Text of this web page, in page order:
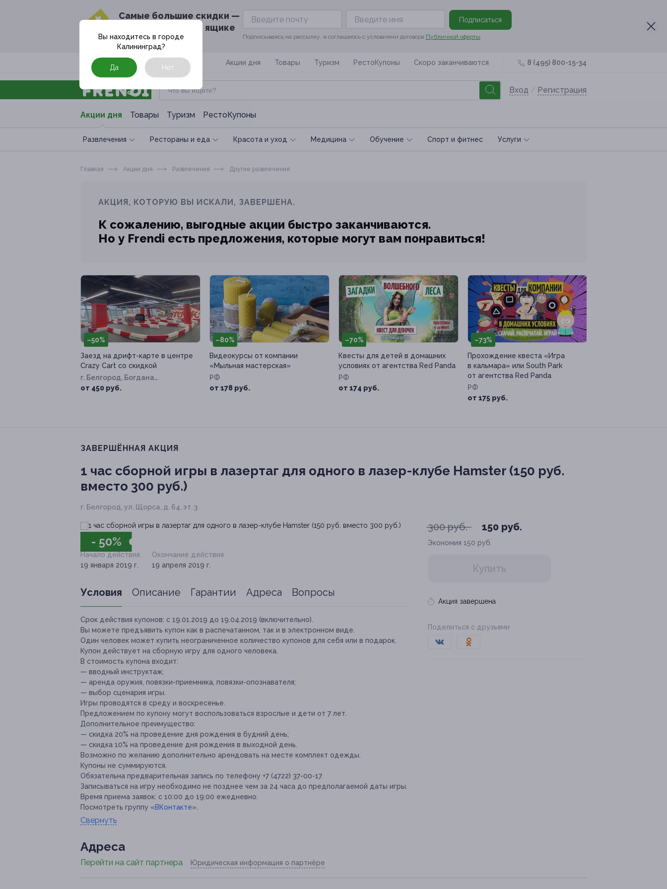
Cамые большие скидки —
в твоём почтовом ящике
Подписаться
Подписываясь на рассылку, я соглашаюсь с условиями договора Публичной оферты
Москва Акции дня Товары Туризм РестоКупоны Скоро заканчиваются 8 (495) 800-15-34
Вход / Регистрация
Акции дня Товары Туризм РестоКупоны
Развлечения Рестораны и еда Красота и уход Медицина Обучение Спoрт и фитнес Услуги
Вы находитесь в городе
Калининград?
Да Нет
Главная Акции дня Развлечения Другие развлечения
АКЦИЯ, КОТОРУЮ ВЫ ИСКАЛИ, ЗАВЕРШЕНА.
К сожалению, выгодные акции быстро заканчиваются.
Но у Frendi есть предложения, которые могут вам понравиться!
–50%
Заезд на дрифт-карте в центре
Crazy Cart со скидкой
г. Белгород, Богдана
Хмельницкого пр-т, д. 137т
от 450 руб.
–80%
Видеокурсы от компании
«Мыльная мастерская»
РФ
от 178 руб.
–70%
Квесты для детей в домашних
условиях от агентства Red Panda
РФ
от 174 руб.
–73%
Прохождение квеста «Игра
в кальмара» или South Park
от агентства Red Panda
РФ
от 175 руб.
ЗАВЕРШЁННАЯ АКЦИЯ
1 час сборной игры в лазертаг для одного в лазер-клубе Hamster (150 руб.
вместо 300 руб.)
г. Белгород, ул. Щорса, д. 64, эт. 3
- 50%
300 руб. 150 руб.
Экономия 150 руб.
Купить
Акция завершена
Поделиться с друзьями
Начало действия
19 января 2019 г.
Окончание действия
19 апреля 2019 г.
Условия Описание Гарантии Адреса Вопросы
Срок действия купонов: с 19.01.2019 до 19.04.2019 (включительно).
Вы можете предъявить купон как в распечатанном, так и в электронном виде.
Один человек может купить неограниченное количество купонов для себя или в подарок.
Купон действует на сборную игру для одного человека.
В стоимость купона входит:
— вводный инструктаж;
— аренда оружия, повязки-приемника, повязки-опознавателя;
— выбор сценария игры.
Игры проводятся в среду и воскресенье.
Предложением по купону могут воспользоваться взрослые и дети от 7 лет.
Дополнительное преимущество:
— скидка 20% на проведение дня рождения в будний день;
— скидка 10% на проведение дня рождения в выходной день.
Возможно по желанию дополнительно арендовать на месте комплект одежды.
Купоны не суммируются.
Обязательна предварительная запись по телефону +7 (4722) 37-00-17.
Записываться на игру необходимо не позднее чем за 24 часа до предполагаемой даты игры.
Время приема заявок: с 10:00 до 19:00 ежедневно.
Посмотреть группу «ВКонтакте».
Свернуть
Адресa
Перейти на сайт партнера Юридическая информация о партнёре